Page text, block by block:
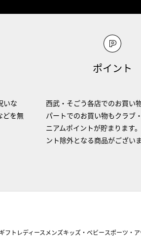
いな
どを無
ポイント
西武・そごう各店でのお買い
パートでのお買い物もクラブ
ニアムポイントが貯まります
ント除外となる商品がございま
ギフト レディース メンズキッズ・ベビースポーツ・